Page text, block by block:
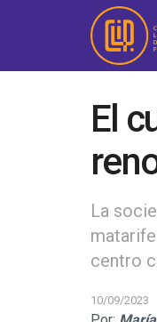
El
La
centro
10/09/2023